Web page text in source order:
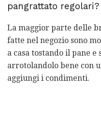
pangrattato regolari?
La maggior parte delle
fatte nel negozio sono
a casa tostando il pane
arrotolandolo bene con
aggiungi i condimenti.